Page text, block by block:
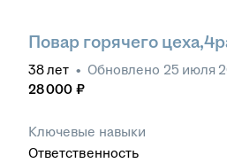
Повар горячего
38лет • Обновлено 25 июля
28 000 ₽
Ключевые навыки
Ответственность